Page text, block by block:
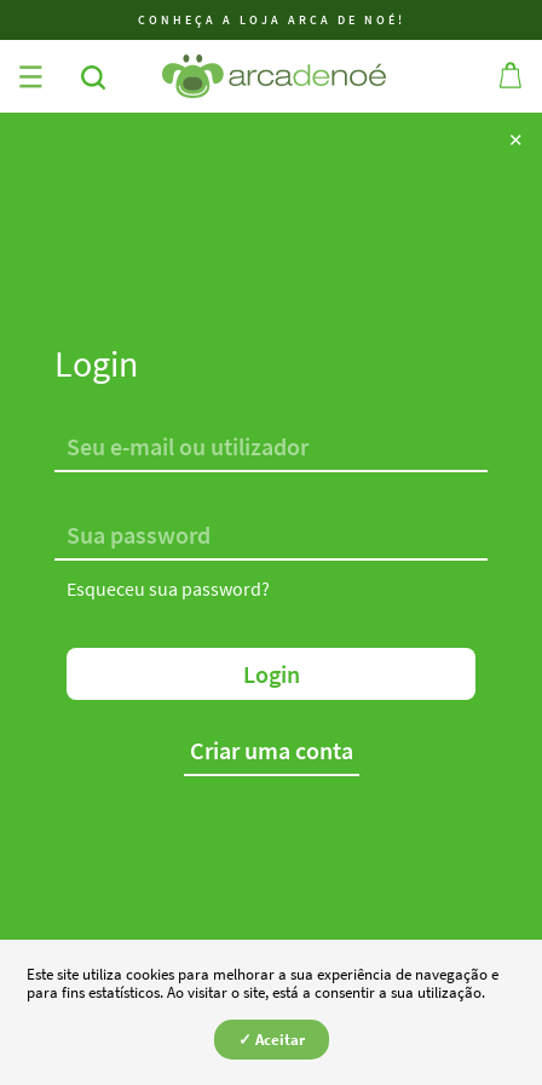
CONHEÇA A LOJA ARCA DE NOÉ!
✕
✕
Login
Esqueceu sua password?
Login
Criar uma conta
Este site utiliza cookies para melhorar a sua experiência de navegação e
para fins estatísticos. Ao visitar o site, está a consentir a sua utilização.
✓ Aceitar